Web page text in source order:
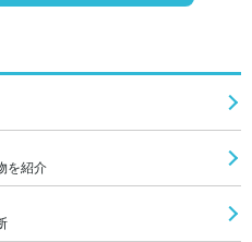
を紹介